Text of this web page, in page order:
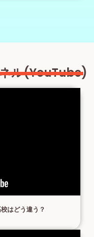
ル(YouTube)
はどう違う？